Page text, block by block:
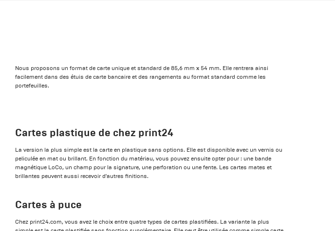
Nous proposons un format de carte unique et standard de 85,6 mm x 54 mm. Elle rentrera ainsi
facilement dans des étuis de carte bancaire et des rangements au format standard comme les
portefeuilles.
Cartes plastique de chez print24
La version la plus simple est la carte en plastique sans options. Elle est disponible avec un vernis ou
peliculée en mat ou brillant. En fonction du matériau, vous pouvez ensuite opter pour : une bande
magnétique LoCo, un champ pour la signature, une perforation ou une fente. Les cartes mates et
brillantes peuvent aussi recevoir d'autres finitions.
Cartes à puce
Chez print24.com, vous avez le choix entre quatre types de cartes plastifiées. La variante la plus